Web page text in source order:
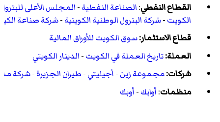
القطاع النفطي:الصناعة النفطية-المجلس الأعلى للبترول
الكويت-شركة البترول الوطنية الكويتية-شركة صناعة
قطاع الاستثمار:سوق الكويت للأوراق المالية
العملة:تاريخ العملة في الكويت-الدينار الكويتي
شركات:مجموعة زين-أجيليتي-طيران الجزيرة-شركة
منظمات:أوابك-أوبك